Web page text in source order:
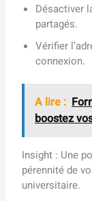
Désactiver
partagés.
Vérifier
connexion.
A lire :
boostez
Insight : Une
pérennité de
universitaire.